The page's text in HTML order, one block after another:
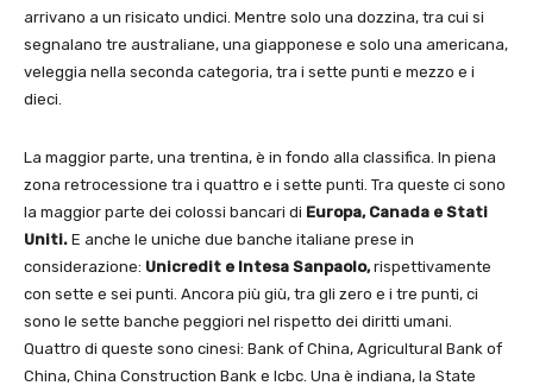
arrivano a un risicato undici. Mentre solo una dozzina, tra cui si
segnalano tre australiane, una giapponese e solo una americana,
veleggia nella seconda categoria, tra i sette punti e mezzo e i
dieci.
La maggior parte, una trentina, è in fondo alla classifica. In piena
zona retrocessione tra i quattro e i sette punti. Tra queste ci sono
la maggior parte dei colossi bancari di Europa, Canada e Stati
Uniti. E anche le uniche due banche italiane prese in
considerazione: Unicredit e Intesa Sanpaolo,rispettivamente
con sette e sei punti. Ancora più giù, tra gli zero e i tre punti, ci
sono le sette banche peggiori nel rispetto dei diritti umani.
Quattro di queste sono cinesi: Bank of China, Agricultural Bank of
China, China Construction Bank e Icbc. Una è indiana, la State